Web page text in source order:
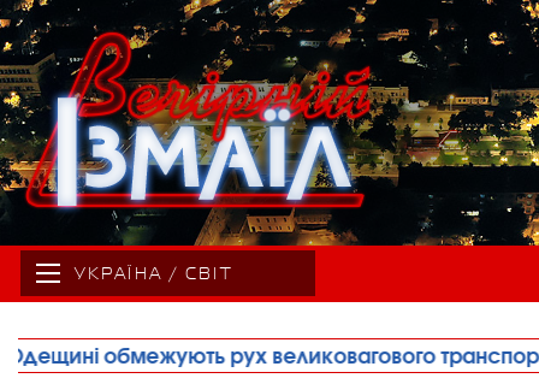
УКРАЇНА / СВІТ
транспорту • Правоохоронці